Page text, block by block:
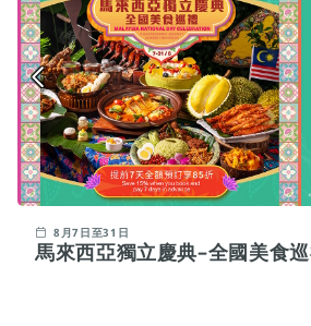
7月10日 - 1月3日
"麥麥"體驗館